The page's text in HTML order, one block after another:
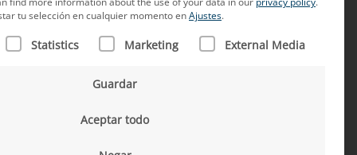
de la industria automovilística japonesa a su
con sólidas relaciones con los clientes y
en Tokio, valora un estilo de vida
poseedor de un cinturón negro en aikido, espera
para el Grupo MD en Japón, respaldado por la
tu selección en cualquier momento enAjustes.
FIGURA UNA LISTA DE LOS GRUPOS DE SERVICIOS
Statistics Marketing External Media
Guardar
Aceptar todo